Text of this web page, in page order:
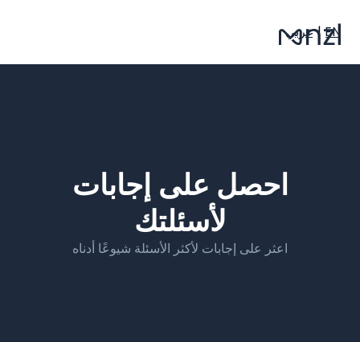
EN
|عربي
احصل على إجابات
لأسئلتك
اعثر على إجابات لأكثر الأسئلة شيوعًا أدناه